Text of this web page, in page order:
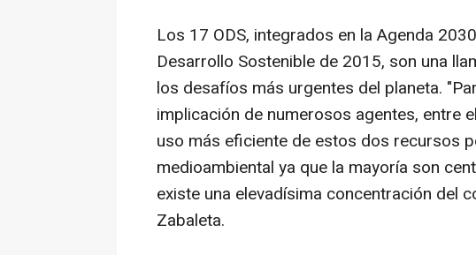
Los 17 ODS, integrados en la Agenda
Desarrollo Sostenible de 2015, son una
los desafíos más urgentes del planeta.
implicación de numerosos agentes, entre
uso más eficiente de estos dos recursos
medioambiental ya que la mayoría son
existe una elevadísima concentración del
Zabaleta.